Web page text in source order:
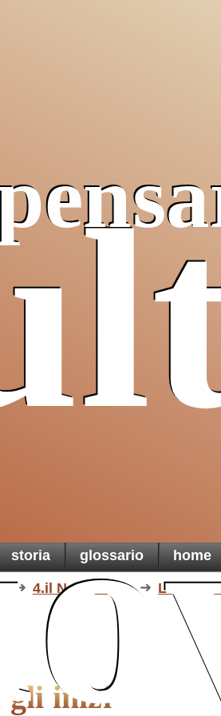
storia glossario home
4.il Novecento L'Italia
gli inizi